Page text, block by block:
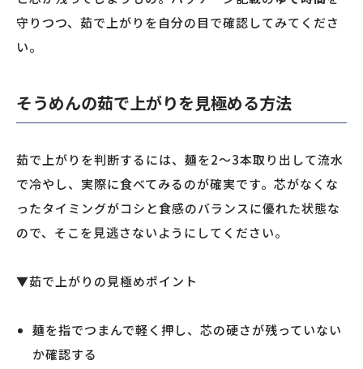
守りつつ、茹で上がりを自分の目で確認してみてくださ
い。
そうめんの茹で上がりを見極める方法
茹で上がりを判断するには、麺を2〜3本取り出して流水
で冷やし、実際に食べてみるのが確実です。芯がなくな
ったタイミングがコシと食感のバランスに優れた状態な
ので、そこを見逃さないようにしてください。
▼茹で上がりの見極めポイント
麺を指でつまんで軽く押し、芯の硬さが残っていない
か確認する